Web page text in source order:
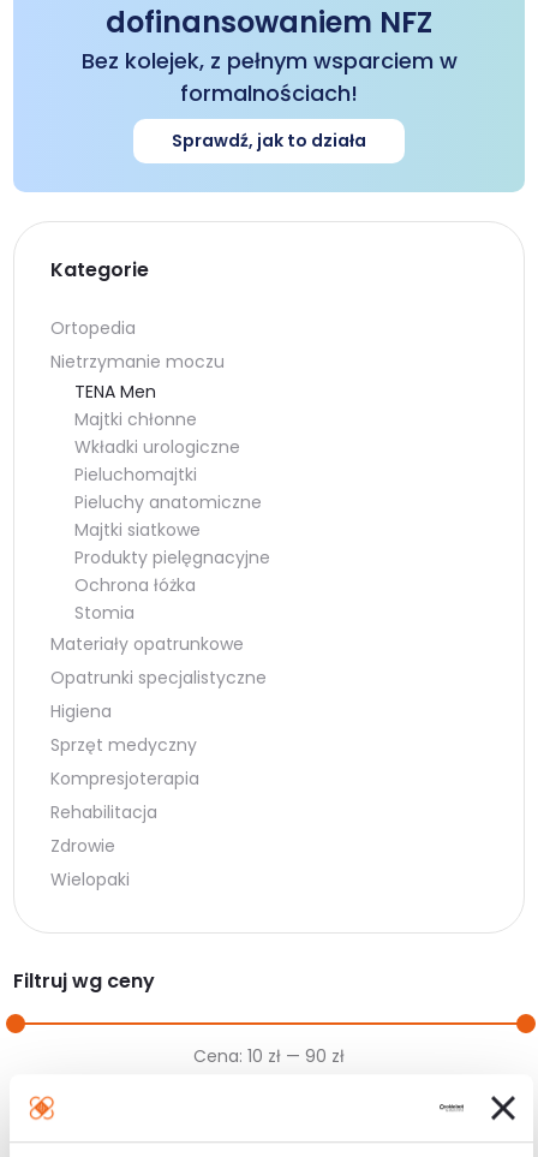
dofinansowaniem NFZ
Bez kolejek, z pełnym wsparciem w
formalnościach!
Sprawdź, jak to działa
Kategorie
Ortopedia
Nietrzymanie moczu
TENA Men
Majtki chłonne
Wkładki urologiczne
Pieluchomajtki
Pieluchy anatomiczne
Majtki siatkowe
Produkty pielęgnacyjne
Ochrona łóżka
Stomia
Materiały opatrunkowe
Opatrunki specjalistyczne
Higiena
Sprzęt medyczny
Kompresjoterapia
Rehabilitacja
Zdrowie
Wielopaki
Filtruj wg ceny
Cena
Cena
Filtruj
Cena: 10 zł — 90 zł